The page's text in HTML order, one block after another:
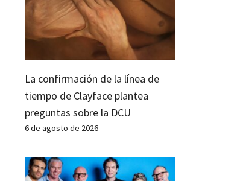
La confirmación de la línea de
tiempo de Clayface plantea
preguntas sobre la DCU
6 de agosto de 2026